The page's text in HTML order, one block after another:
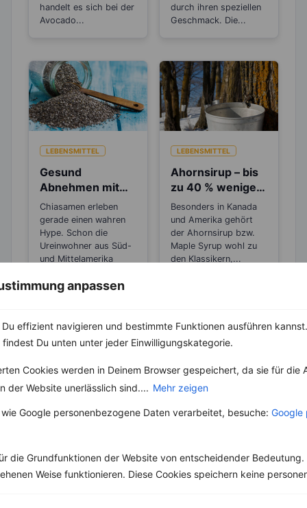
anpassen
effizient navigieren und bestimmte Funktionen ausführen
Du unten unter jeder Einwilligungskategorie.
Cookies werden in Deinem Browser gespeichert, da sie für die
der Website unerlässlich sind.... Mehr zeigen
Google personenbezogene Daten verarbeitet, besuche: Google
die Grundfunktionen der Website von entscheidender Bedeutung.
Weise funktionieren. Diese Cookies speichern keine
handelt es sich bei der
Avocado...
durch ihren speziellen
Geschmack. Die...
LEBENSMITTEL
Gesund
Abnehmen mit
dem Superfood
Chiasamen
Chiasamen erleben
gerade einen wahren
Hype. Schon die
Ureinwohner aus Süd-
und Mittelamerika
LEBENSMITTEL
Ahornsirup – bis
zu 40 % weniger
Kalorien als
Zucker
Besonders in Kanada
und Amerika gehört
der Ahornsirup bzw.
Maple Syrup wohl zu
den Klassikern,...
Vollkornbrot mit rote Bete-Humus und Feta
Eiweiß:29 g
Kohlehydrate:79 g